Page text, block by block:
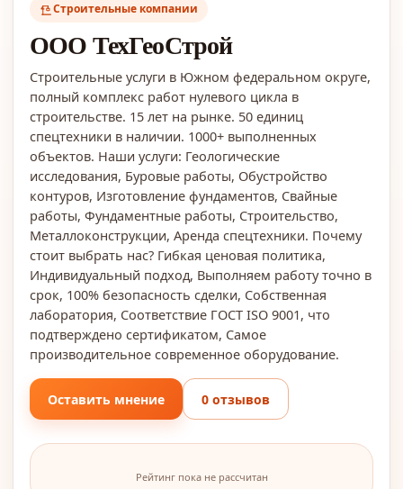
Строительные компании
ООО ТехГеоСтрой
Строительные услуги в Южном федеральном округе,
полный комплекс работ нулевого цикла в
строительстве. 15 лет на рынке. 50 единиц
спецтехники в наличии. 1000+ выполненных
объектов. Наши услуги: Геологические
исследования, Буровые работы, Обустройство
контуров, Изготовление фундаментов, Свайные
работы, Фундаментные работы, Строительство,
Металлоконструкции, Аренда спецтехники. Почему
стоит выбрать нас? Гибкая ценовая политика,
Индивидуальный подход, Выполняем работу точно в
срок, 100% безопасность сделки, Собственная
лаборатория, Соответствие ГОСТ ISO 9001, что
подтверждено сертификатом, Самое
производительное современное оборудование.
Оставить мнение 0 отзывов
Рейтинг пока не рассчитан